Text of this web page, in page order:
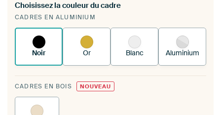
Vous tendez une nouvelle impression dans
votre cadre d'art existant
fonctionne.
Choisissez la couleur du cadre
CADRES EN ALUMINIUM
Noir Or Blanc Aluminium
CADRES EN BOIS NOUVEAU